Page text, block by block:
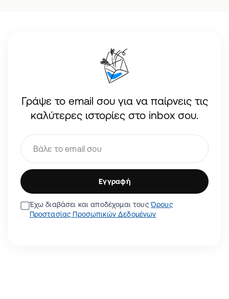
Γράψε το email σου για να παίρνεις τις
καλύτερες ιστορίες στο inbox σου.
Εγγραφή
Έχω διαβάσει και αποδέχομαι τουςΌρους
Προστασίας Προσωπικών Δεδομένων